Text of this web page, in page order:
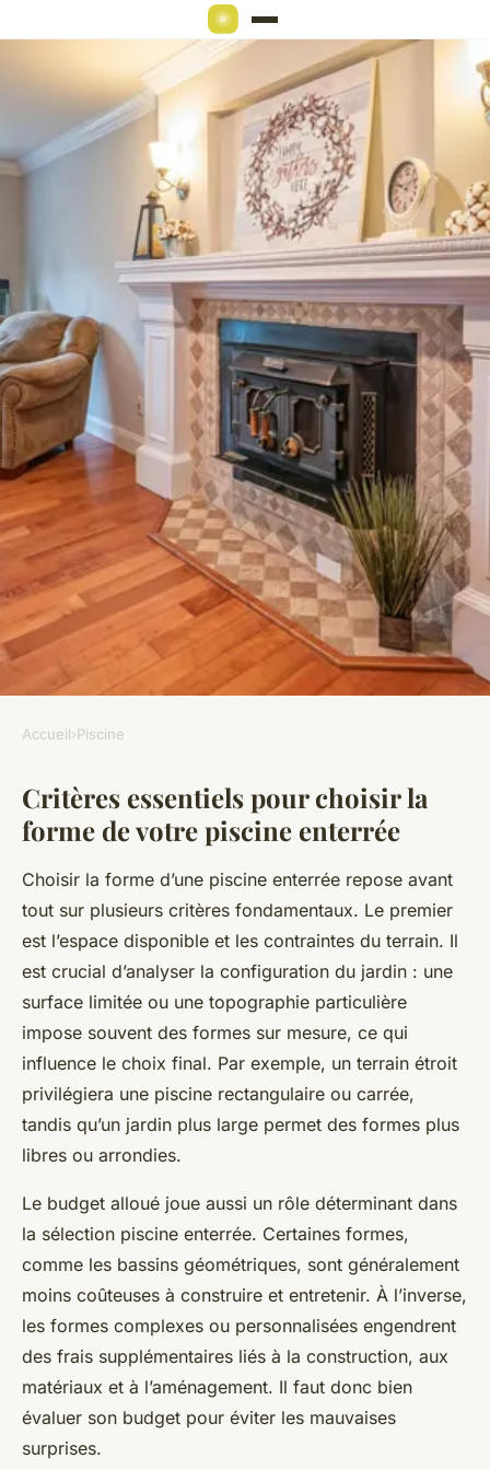
Découvrez le Guide Complet
pour Choisir la Forme Parfaite
de Votre Piscine Enterrée !
Ambre 22 juillet 2025 5 min de lecture
Accueil›Piscine
Critères essentiels pour choisir la
forme de votre piscine enterrée
Choisir la forme d’une piscine enterrée repose avant
tout sur plusieurs critères fondamentaux. Le premier
est l’espace disponible et les contraintes du terrain. Il
est crucial d’analyser la configuration du jardin : une
surface limitée ou une topographie particulière
impose souvent des formes sur mesure, ce qui
influence le choix final. Par exemple, un terrain étroit
privilégiera une piscine rectangulaire ou carrée,
tandis qu’un jardin plus large permet des formes plus
libres ou arrondies.
Le budget alloué joue aussi un rôle déterminant dans
la sélection piscine enterrée. Certaines formes,
comme les bassins géométriques, sont généralement
moins coûteuses à construire et entretenir. À l’inverse,
les formes complexes ou personnalisées engendrent
des frais supplémentaires liés à la construction, aux
matériaux et à l’aménagement. Il faut donc bien
évaluer son budget pour éviter les mauvaises
surprises.